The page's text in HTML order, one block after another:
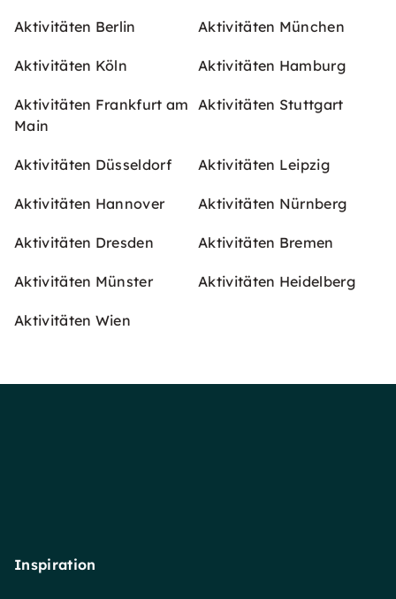
Aktivitäten Berlin Aktivitäten München
Aktivitäten Köln Aktivitäten Hamburg
Aktivitäten Frankfurt am
Main
Aktivitäten Stuttgart
Aktivitäten Düsseldorf Aktivitäten Leipzig
Aktivitäten Hannover Aktivitäten Nürnberg
Aktivitäten Dresden Aktivitäten Bremen
Aktivitäten Münster Aktivitäten Heidelberg
Aktivitäten Wien
Inspiration